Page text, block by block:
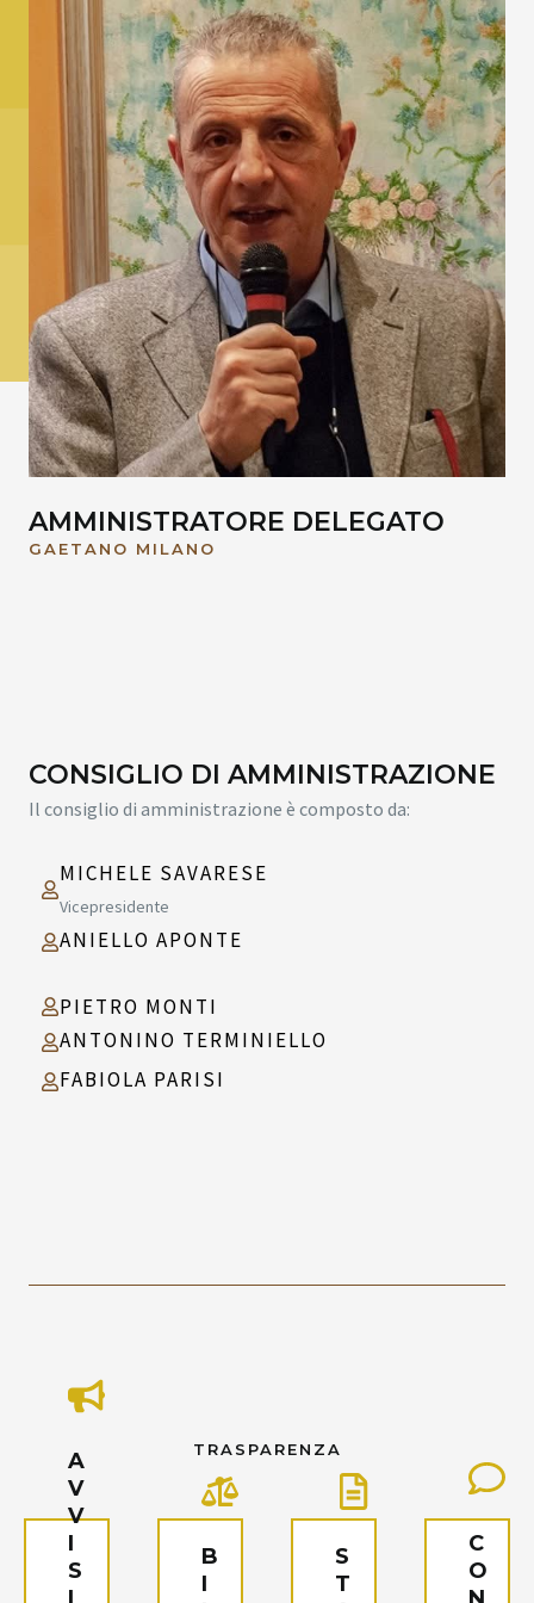
AMMINISTRATORE DELEGATO
GAETANO MILANO
CONSIGLIO DI AMMINISTRAZIONE
Il consiglio di amministrazione è composto da:
MICHELE SAVARESE
Vicepresidente
ANIELLO APONTE
PIETRO MONTI
ANTONINO TERMINIELLO
FABIOLA PARISI
TRASPARENZA
A
V
V
I
S
B
I
S
T
C
O